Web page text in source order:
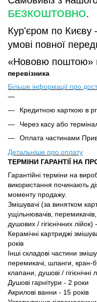
БЕЗКОШТОВНО.
Кур'єром по
умові повної
«Нововю поштою»
перевізника
Більше інформації про
Кредитною карткою в
Через касу або
Оплата частинами
Детальніше про оплату
ТЕРМІНИ ГАРАНТІЇ НА
Гарантійні терміни на
використання починають
моменту продажу.
Змішувачі (за винятком
ущільнювачів, перемикачів,
душових / гігієнічних лійок)
Керамічні картриджі
років
Інші складові частини
перемикачі, шланги, кран-
клапани, душовi / гiгiєнiчнi
Душові гарнітури - 2 роки
Акрилові ванни - 15 років